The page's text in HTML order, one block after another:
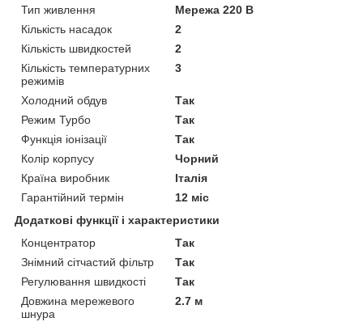
Тип живлення
Мережа 220 В
Кількість насадок
2
Кількість швидкостей
2
Кількість температурних
режимів
3
Холодний обдув
Так
Режим Турбо
Так
Функція іонізації
Так
Колір корпусу
Чорний
Країна виробник
Італія
Гарантійний термін
12 міс
Додаткові функції і характеристики
Концентратор
Так
Знімний сітчастий фільтр
Так
Регулювання швидкості
Так
Довжина мережевого
шнура
2.7 м